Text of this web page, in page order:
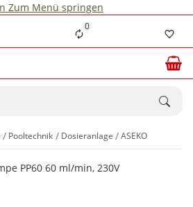
Zum Menü springen
0
Pooltechnik Dosieranlage ASEKO